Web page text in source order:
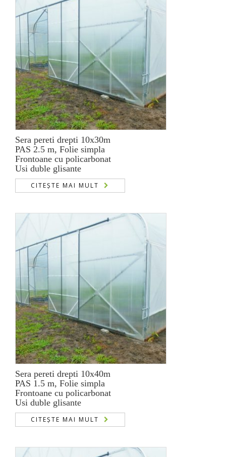
Sera pereti drepti 10x30m
PAS 2.5 m, Folie simpla
Frontoane cu policarbonat
Usi duble glisante
CITEȘTE MAI MULT
Sera pereti drepti 10x40m
PAS 1.5 m, Folie simpla
Frontoane cu policarbonat
Usi duble glisante
CITEȘTE MAI MULT